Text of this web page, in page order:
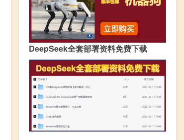
DeepSeek全套部署资料免费下载